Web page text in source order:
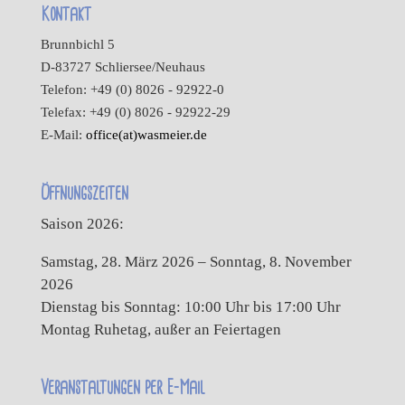
Kontakt
Brunnbichl 5
D-83727 Schliersee/Neuhaus
Telefon: +49 (0) 8026 - 92922-0
Telefax: +49 (0) 8026 - 92922-29
E-Mail: office(at)wasmeier.de
Öffnungszeiten
Saison 2026:
Samstag, 28. März 2026 – Sonntag, 8. November
2026
Dienstag bis Sonntag: 10:00 Uhr bis 17:00 Uhr
Montag Ruhetag, außer an Feiertagen
Veranstaltungen per E-Mail